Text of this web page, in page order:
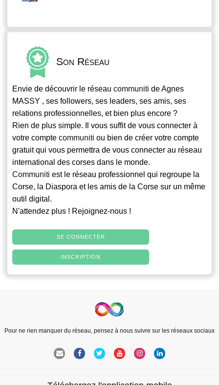
Son Réseau
Envie de découvrir le réseau communiti de Agnes
MASSY , ses followers, ses leaders, ses amis, ses
relations professionnelles, et bien plus encore ?
Rien de plus simple. Il vous suffit de vous connecter à
votre compte communiti ou bien de créer votre compte
gratuit qui vous permettra de vous connecter au réseau
international des corses dans le monde.
Communiti est le réseau professionnel qui regroupe la
Corse, la Diaspora et les amis de la Corse sur un même
outil digital.
N'attendez plus ! Rejoignez-nous !
SE CONNECTER
INSCRIPTION
Pour ne rien manquer du réseau, pensez à nous suivre sur les réseaux sociaux